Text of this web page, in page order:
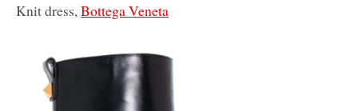
Knit dress,Βοttega Veneta